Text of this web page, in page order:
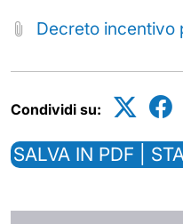
Decreto incentivo
Condividi su:
SALVA IN PDF |